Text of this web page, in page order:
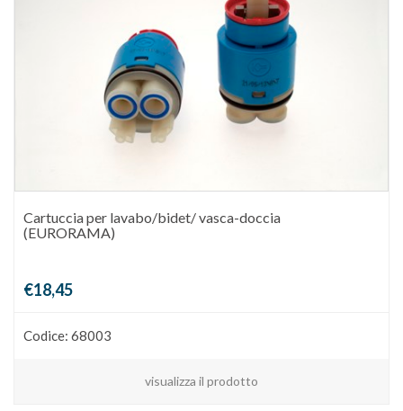
Cartuccia per lavabo/bidet/ vasca-doccia
(EURORAMA)
€18,45
Codice: 68003
visualizza il prodotto